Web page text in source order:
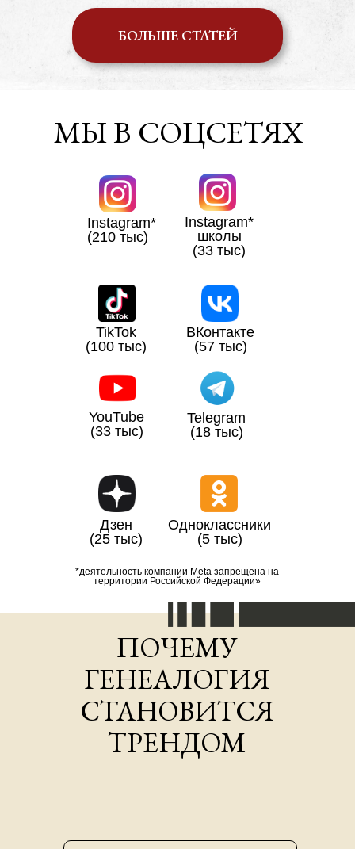
БОЛЬШЕ СТАТЕЙ
МЫ В СОЦСЕТЯХ
Instagram*
(210 тыс)
Instagram*
школы
(33 тыс)
YouTube
(33 тыс)
Telegram
(18 тыс)
TikTok
(100 тыс)
ВКонтакте
(57 тыс)
Дзен
(25 тыс)
Одноклассники
(5 тыс)
*деятельность компании Meta запрещена на
территории Российской Федерации»
ПОЧЕМУ
ГЕНЕАЛОГИЯ
СТАНОВИТСЯ
ТРЕНДОМ